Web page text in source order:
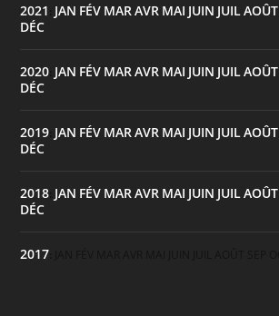
2021 JAN FÉV MAR AVR MAI JUIN JUIL AOÛT
DÉC
2020 JAN FÉV MAR AVR MAI JUIN JUIL AOÛT
DÉC
2019 JAN FÉV MAR AVR MAI JUIN JUIL AOÛT
DÉC
2018 JAN FÉV MAR AVR MAI JUIN JUIL AOÛT
DÉC
2017